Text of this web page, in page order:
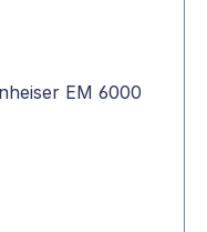
EM 6000